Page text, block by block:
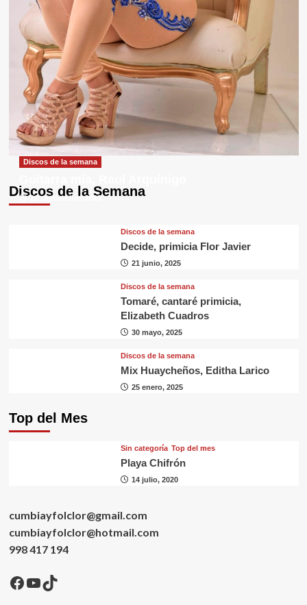
Discos de la Semana
Discos de la semana
29 septiembre, 2025
Discos de la semana
Decide, primicia Flor Javier
21 junio, 2025
Discos de la semana
Tomaré, cantaré primicia,
Elizabeth Cuadros
30 mayo, 2025
Discos de la semana
Mix Huaycheños, Editha Larico
25 enero, 2025
Top del Mes
Sin categorí­a Top del mes
Playa Chifrón
14 julio, 2020
cumbiayfolclor@gmail.com
cumbiayfolclor@hotmail.com
998 417 194
Facebook
YouTube
TikTok